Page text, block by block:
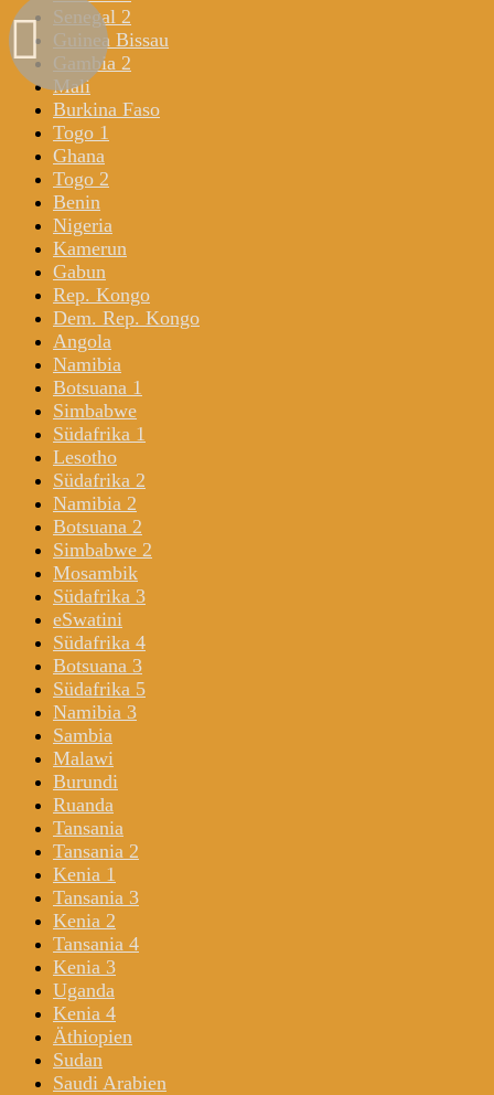
Senegal 2
Guinea Bissau
Gambia 2
Mali
Burkina Faso
Togo 1
Ghana
Togo 2
Benin
Nigeria
Kamerun
Gabun
Rep. Kongo
Dem. Rep. Kongo
Angola
Namibia
Botsuana 1
Simbabwe
Südafrika 1
Lesotho
Südafrika 2
Namibia 2
Botsuana 2
Simbabwe 2
Mosambik
Südafrika 3
eSwatini
Südafrika 4
Botsuana 3
Südafrika 5
Namibia 3
Sambia
Malawi
Burundi
Ruanda
Tansania
Tansania 2
Kenia 1
Tansania 3
Kenia 2
Tansania 4
Kenia 3
Uganda
Kenia 4
Äthiopien
Sudan
Saudi Arabien